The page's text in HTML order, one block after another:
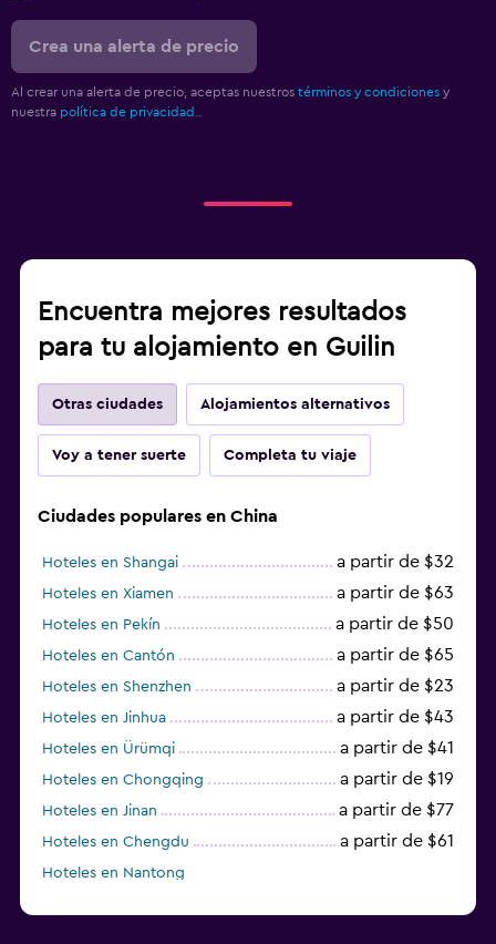
Crea una alerta de precio
Al crear una alerta de precio, aceptas nuestros términos y condiciones y
nuestra política de privacidad.
Encuentra mejores resultados
para tu alojamiento en Guilin
Otras ciudades Alojamientos alternativos
Voy a tener suerte Completa tu viaje
Ciudades populares en China
Hoteles en Shangai a partir de $32
Hoteles en Xiamen a partir de $63
Hoteles en Pekín a partir de $50
Hoteles en Cantón a partir de $65
Hoteles en Shenzhen a partir de $23
Hoteles en Jinhua a partir de $43
Hoteles en Ürümqi a partir de $41
Hoteles en Chongqing a partir de $19
Hoteles en Jinan a partir de $77
Hoteles en Chengdu a partir de $61
Hoteles en Nantong